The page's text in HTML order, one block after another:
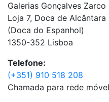
Galerias Gonçalves Zarco
Loja 7, Doca de Alcântara
(Doca do Espanhol)
1350-352 Lisboa
Telefone:
(+351) 910 518 208
Chamada para rede